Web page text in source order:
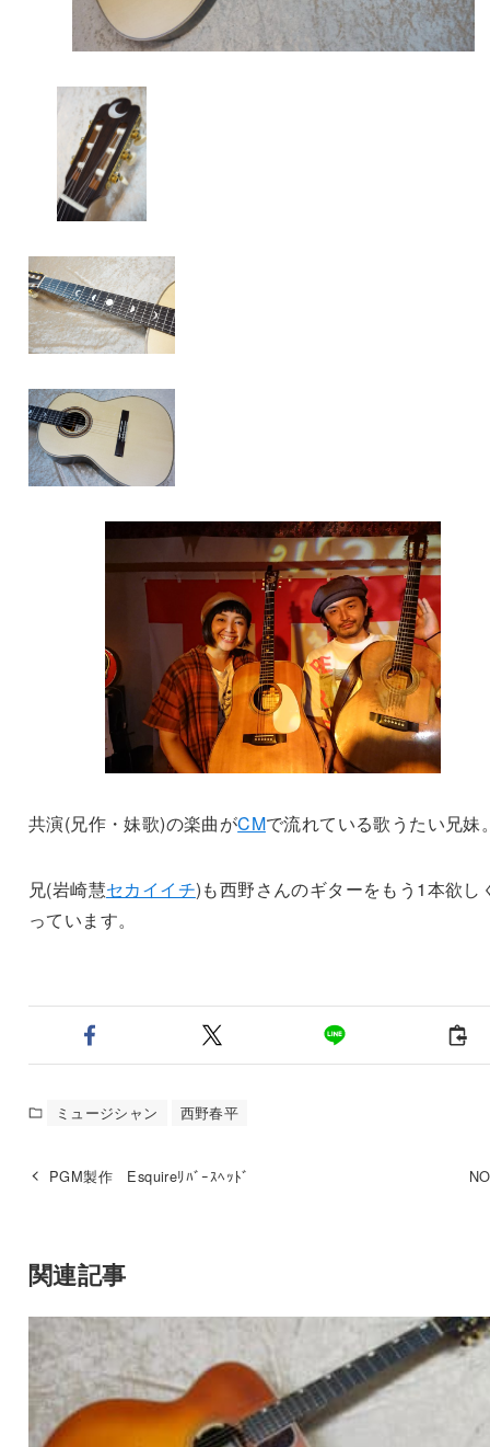
共演(兄作・妹歌)の楽曲がCMで流れている歌うたい兄妹
兄(岩崎慧セカイイチ)も西野さんのギターをもう1本欲し
っています。
ミュージシャン 西野春平
PGM製作 Esquireﾘﾊﾞｰｽﾍｯﾄﾞ
関連記事